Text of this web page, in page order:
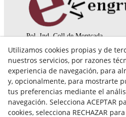
Pol. Ind. Coll de Montcada
08110 Montcada i Reixac
935 829 999
engrunes@engrunes.org
Utilizamos cookies propias y de
nuestros servicios, por razones
experiencia de navegación, para
y, opcionalmente, para mostrarte
tus preferencias mediante el
navegación. Selecciona ACEPTAR
cookies, selecciona RECHAZAR